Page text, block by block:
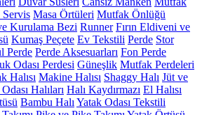
Masa Örtüleri Mutfak Önlüğü
Kurulama Bezi Runner Fırın Eldiveni ve
Kumaş Peçete Ev Tekstili Perde Stor
Perde Perde Aksesuarları Fon Perde
Odası Perdesi Güneşlik Mutfak Perdeleri
Halısı Makine Halısı Shaggy Halı Jüt ve
Halıları Halı Kaydırmazı El Halısı
Bambu Halı Yatak Odası Tekstili